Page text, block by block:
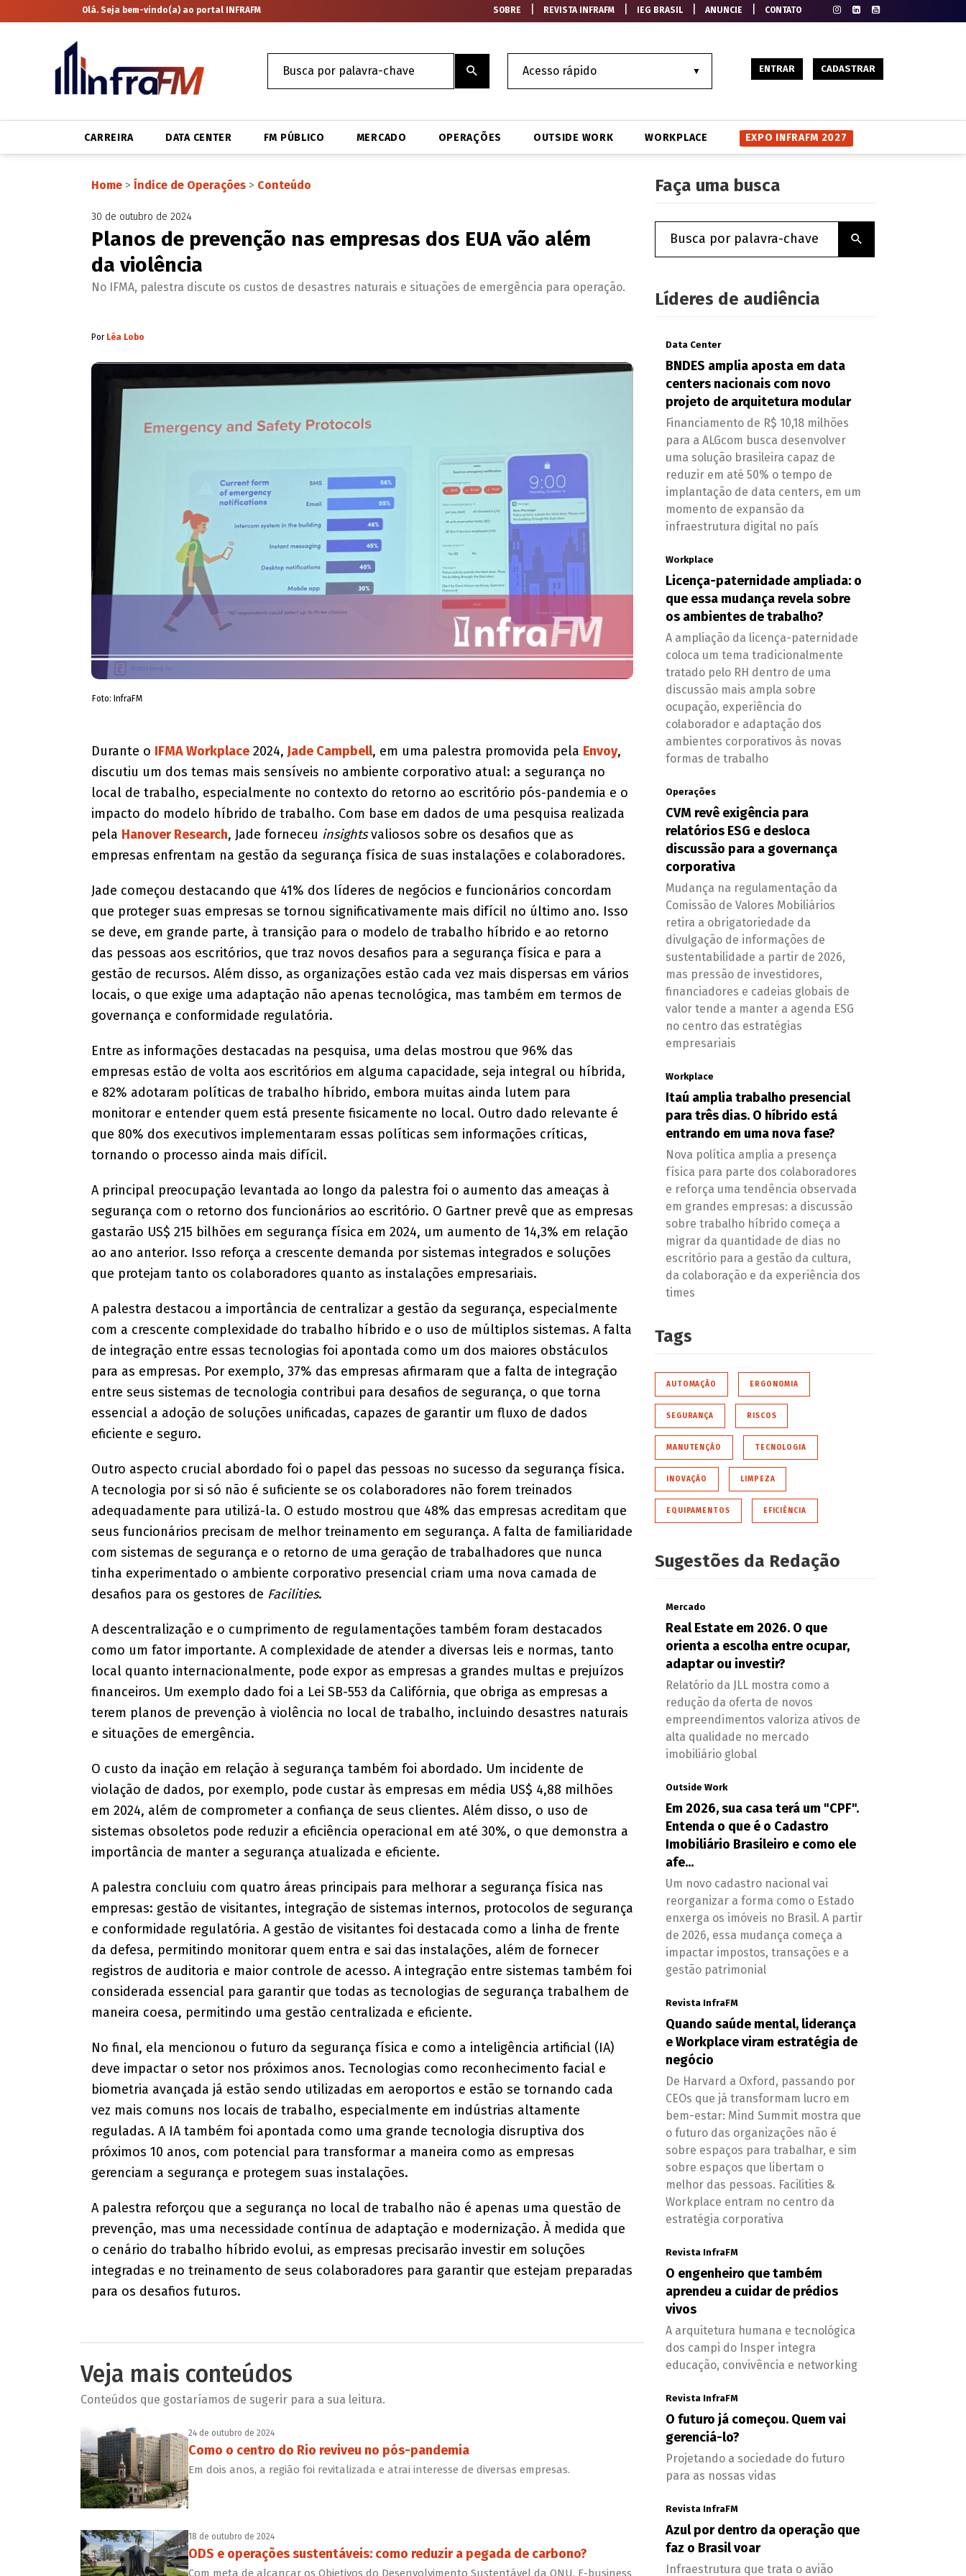
Olá. Seja bem-vindo(a) ao portal INFRAFM SOBRE REVISTA INFRAFM IEG BRASIL|ANUNCIE CONTATO
ENTRAR CADASTRAR
CARREIRA DATA CENTER FM PÚBLICO MERCADO OPERAÇÕES OUTSIDE WORK WORKPLACE EXPO INFRAFM 2027
Home> Índice de Operações> Conteúdo
30 de outubro de 2024
Planos de prevenção nas empresas dos EUA vão além
da violência
No IFMA, palestra discute os custos de desastres naturais e situações de emergência para operação.
Por Léa Lobo
Foto: InfraFM
Durante o IFMA Workplace2024, Jade Campbell, em uma palestra promovida pela Envoy,
discutiu um dos temas mais sensíveis no ambiente corporativo atual: a segurança no
local de trabalho, especialmente no contexto do retorno ao escritório pós-pandemia e o
impacto do modelo híbrido de trabalho. Com base em dados de uma pesquisa realizada
pela Hanover Research, Jade forneceu insightsvaliosos sobre os desafios que as
empresas enfrentam na gestão da segurança física de suas instalações e colaboradores.
Jade começou destacando que 41% dos líderes de negócios e funcionários concordam
que proteger suas empresas se tornou significativamente mais difícil no último ano. Isso
se deve, em grande parte, à transição para o modelo de trabalho híbrido e ao retorno
das pessoas aos escritórios, que traz novos desafios para a segurança física e para a
gestão de recursos. Além disso, as organizações estão cada vez mais dispersas em vários
locais, o que exige uma adaptação não apenas tecnológica, mas também em termos de
governança e conformidade regulatória.
Entre as informações destacadas na pesquisa, uma delas mostrou que 96% das
empresas estão de volta aos escritórios em alguma capacidade, seja integral ou híbrida,
e 82% adotaram políticas de trabalho híbrido, embora muitas ainda lutem para
monitorar e entender quem está presente fisicamente no local. Outro dado relevante é
que 80% dos executivos implementaram essas políticas sem informações críticas,
tornando o processo ainda mais difícil.
A principal preocupação levantada ao longo da palestra foi o aumento das ameaças à
segurança com o retorno dos funcionários ao escritório. O Gartner prevê que as empresas
gastarão US$ 215 bilhões em segurança física em 2024, um aumento de 14,3% em relação
ao ano anterior. Isso reforça a crescente demanda por sistemas integrados e soluções
que protejam tanto os colaboradores quanto as instalações empresariais.
A palestra destacou a importância de centralizar a gestão da segurança, especialmente
com a crescente complexidade do trabalho híbrido e o uso de múltiplos sistemas. A falta
de integração entre essas tecnologias foi apontada como um dos maiores obstáculos
para as empresas. Por exemplo, 37% das empresas afirmaram que a falta de integração
entre seus sistemas de tecnologia contribui para desafios de segurança, o que torna
essencial a adoção de soluções unificadas, capazes de garantir um fluxo de dados
eficiente e seguro.
Outro aspecto crucial abordado foi o papel das pessoas no sucesso da segurança física.
A tecnologia por si só não é suficiente se os colaboradores não forem treinados
adequadamente para utilizá-la. O estudo mostrou que 48% das empresas acreditam que
seus funcionários precisam de melhor treinamento em segurança. A falta de familiaridade
com sistemas de segurança e o retorno de uma geração de trabalhadores que nunca
tinha experimentado o ambiente corporativo presencial criam uma nova camada de
desafios para os gestores de Facilities.
A descentralização e o cumprimento de regulamentações também foram destacados
como um fator importante. A complexidade de atender a diversas leis e normas, tanto
local quanto internacionalmente, pode expor as empresas a grandes multas e prejuízos
financeiros. Um exemplo dado foi a Lei SB-553 da Califórnia, que obriga as empresas a
terem planos de prevenção à violência no local de trabalho, incluindo desastres naturais
e situações de emergência.
O custo da inação em relação à segurança também foi abordado. Um incidente de
violação de dados, por exemplo, pode custar às empresas em média US$ 4,88 milhões
em 2024, além de comprometer a confiança de seus clientes. Além disso, o uso de
sistemas obsoletos pode reduzir a eficiência operacional em até 30%, o que demonstra a
importância de manter a segurança atualizada e eficiente.
A palestra concluiu com quatro áreas principais para melhorar a segurança física nas
empresas: gestão de visitantes, integração de sistemas internos, protocolos de segurança
e conformidade regulatória. A gestão de visitantes foi destacada como a linha de frente
da defesa, permitindo monitorar quem entra e sai das instalações, além de fornecer
registros de auditoria e maior controle de acesso. A integração entre sistemas também foi
considerada essencial para garantir que todas as tecnologias de segurança trabalhem de
maneira coesa, permitindo uma gestão centralizada e eficiente.
No final, ela mencionou o futuro da segurança física e como a inteligência artificial (IA)
deve impactar o setor nos próximos anos. Tecnologias como reconhecimento facial e
biometria avançada já estão sendo utilizadas em aeroportos e estão se tornando cada
vez mais comuns nos locais de trabalho, especialmente em indústrias altamente
reguladas. A IA também foi apontada como uma grande tecnologia disruptiva dos
próximos 10 anos, com potencial para transformar a maneira como as empresas
gerenciam a segurança e protegem suas instalações.
A palestra reforçou que a segurança no local de trabalho não é apenas uma questão de
prevenção, mas uma necessidade contínua de adaptação e modernização. À medida que
o cenário do trabalho híbrido evolui, as empresas precisarão investir em soluções
integradas e no treinamento de seus colaboradores para garantir que estejam preparadas
para os desafios futuros.
Veja mais conteúdos
Conteúdos que gostaríamos de sugerir para a sua leitura.
24 de outubro de 2024
Como o centro do Rio reviveu no pós-pandemia
Em dois anos, a região foi revitalizada e atrai interesse de diversas empresas.
18 de outubro de 2024
ODS e operações sustentáveis: como reduzir a pegada de carbono?
Com meta de alcançar os Objetivos do Desenvolvimento Sustentável da ONU, E-business
Faça uma busca
Líderes de audiência
Data Center
BNDES amplia aposta em data
centers nacionais com novo
projeto de arquitetura modular
Financiamento de R$ 10,18 milhões
para a ALGcom busca desenvolver
uma solução brasileira capaz de
reduzir em até 50% o tempo de
implantação de data centers, em um
momento de expansão da
infraestrutura digital no país
Workplace
Licença-paternidade ampliada: o
que essa mudança revela sobre
os ambientes de trabalho?
A ampliação da licença-paternidade
coloca um tema tradicionalmente
tratado pelo RH dentro de uma
discussão mais ampla sobre
ocupação, experiência do
colaborador e adaptação dos
ambientes corporativos às novas
formas de trabalho
Operações
CVM revê exigência para
relatórios ESG e desloca
discussão para a governança
corporativa
Mudança na regulamentação da
Comissão de Valores Mobiliários
retira a obrigatoriedade da
divulgação de informações de
sustentabilidade a partir de 2026,
mas pressão de investidores,
financiadores e cadeias globais de
valor tende a manter a agenda ESG
no centro das estratégias
empresariais
Workplace
Itaú amplia trabalho presencial
para três dias. O híbrido está
entrando em uma nova fase?
Nova política amplia a presença
física para parte dos colaboradores
e reforça uma tendência observada
em grandes empresas: a discussão
sobre trabalho híbrido começa a
migrar da quantidade de dias no
escritório para a gestão da cultura,
da colaboração e da experiência dos
times
Tags
AUTOMAÇÃO ERGONOMIA
SEGURANÇA RISCOS
MANUTENÇÃO TECNOLOGIA
INOVAÇÃO LIMPEZA
EQUIPAMENTOS EFICIÊNCIA
Sugestões da Redação
Mercado
Real Estate em 2026. O que
orienta a escolha entre ocupar,
adaptar ou investir?
Relatório da JLL mostra como a
redução da oferta de novos
empreendimentos valoriza ativos de
alta qualidade no mercado
imobiliário global
Outside Work
Em 2026, sua casa terá um "CPF".
Entenda o que é o Cadastro
Imobiliário Brasileiro e como ele
afe...
Um novo cadastro nacional vai
reorganizar a forma como o Estado
enxerga os imóveis no Brasil. A partir
de 2026, essa mudança começa a
impactar impostos, transações e a
gestão patrimonial
Revista InfraFM
Quando saúde mental, liderança
e Workplace viram estratégia de
negócio
De Harvard a Oxford, passando por
CEOs que já transformam lucro em
bem-estar: Mind Summit mostra que
o futuro das organizações não é
sobre espaços para trabalhar, e sim
sobre espaços que libertam o
melhor das pessoas. Facilities &
Workplace entram no centro da
estratégia corporativa
Revista InfraFM
O engenheiro que também
aprendeu a cuidar de prédios
vivos
A arquitetura humana e tecnológica
dos campi do Insper integra
educação, convivência e networking
Revista InfraFM
O futuro já começou. Quem vai
gerenciá-lo?
Projetando a sociedade do futuro
para as nossas vidas
Revista InfraFM
Azul por dentro da operação que
faz o Brasil voar
Infraestrutura que trata o avião